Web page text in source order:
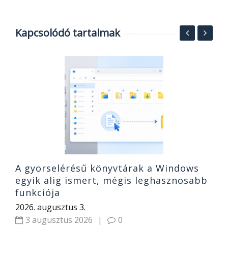
Kapcsolódó tartalmak
A gyorselérésű könyvtárak a Windows
egyik alig ismert, mégis leghasznosabb
funkciója
2026. augusztus 3.
3 augusztus 2026
| 0